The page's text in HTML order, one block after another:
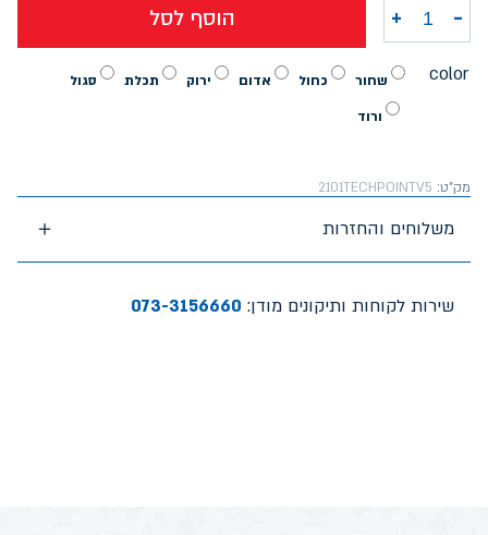
color שחור כחול אדום ירוק תכלת סגול
ורוד
- כמות של עט פיילוט טכנופוינט V5 גריפ
+ הוסף לסל
מק"ט: 2101TECHPOINTV5
משלוחים והחזרות
שירות לקוחות ותיקונים מודן: 073-3156660